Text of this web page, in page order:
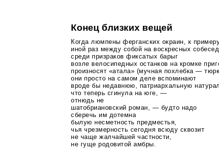
Конец близких вещей
Когда люмпены ферганских окраин, к
иной раз между собой на воскресных
среди призраков фиксатых барыг
возле велосипедных останков на кромке
произносят «атала» (мучная похлебка —
они просто на самом деле вспоминают
вроде бы недавнюю, патриархальную
что теперь сгинула на юге, —
отнюдь не
шатобриановский роман, — будто надо
сберечь им дотемна
былую несметность предместья,
чья чрезмерность сегодня всюду сквозит
не чаще жалчайшей частности,
не гуще родовитой амбры.